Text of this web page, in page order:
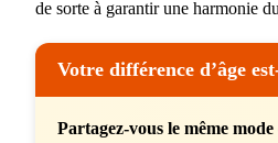
de sorte à garantir une harmonie
Votre différence d’âge
Partagez-vous le même mode